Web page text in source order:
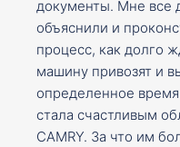
документы. Мне все
объяснили и
процесс, как долго
машину привозят и
определенное время
стала счастливым
CAMRY. За что им